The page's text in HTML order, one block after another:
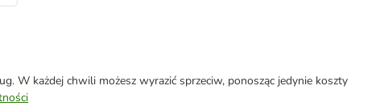
W każdej chwili możesz wyrazić sprzeciw, ponosząc jedynie koszty